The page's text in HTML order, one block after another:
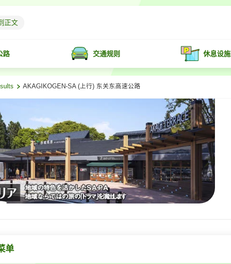
正文
路 交通规则 休息设施
AKAGIKOGEN-SA (上行) 东关东高速公路
单